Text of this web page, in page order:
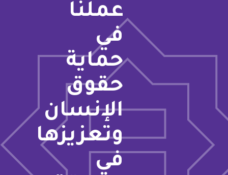
عملنا
في
حماية
حقوق
الإنسان
وتعزيزها
في